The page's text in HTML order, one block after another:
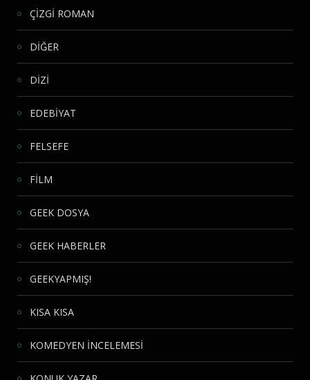
ÇİZGİ ROMAN
DİĞER
DİZİ
EDEBİYAT
FELSEFE
FİLM
GEEK DOSYA
GEEK HABERLER
GEEKYAPMIŞ!
KISA KISA
KOMEDYEN İNCELEMESİ